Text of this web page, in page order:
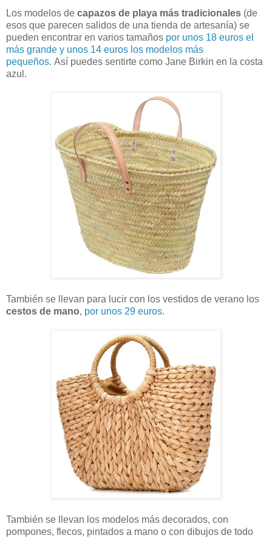
Los modelos de capazos de playa más tradicionales (de
esos que parecen salidos de una tienda de artesanía) se
pueden encontrar en varios tamaños por unos 18 euros el
más grande y unos 14 euros los modelos más
pequeños. Así puedes sentirte como Jane Birkin en la costa
azul.
También se llevan para lucir con los vestidos de verano los
cestos de mano, por unos 29 euros.
También se llevan los modelos más decorados, con
pompones, flecos, pintados a mano o con dibujos de todo